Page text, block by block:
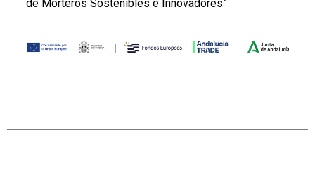
de Morteros Sostenibles e Innovadores”